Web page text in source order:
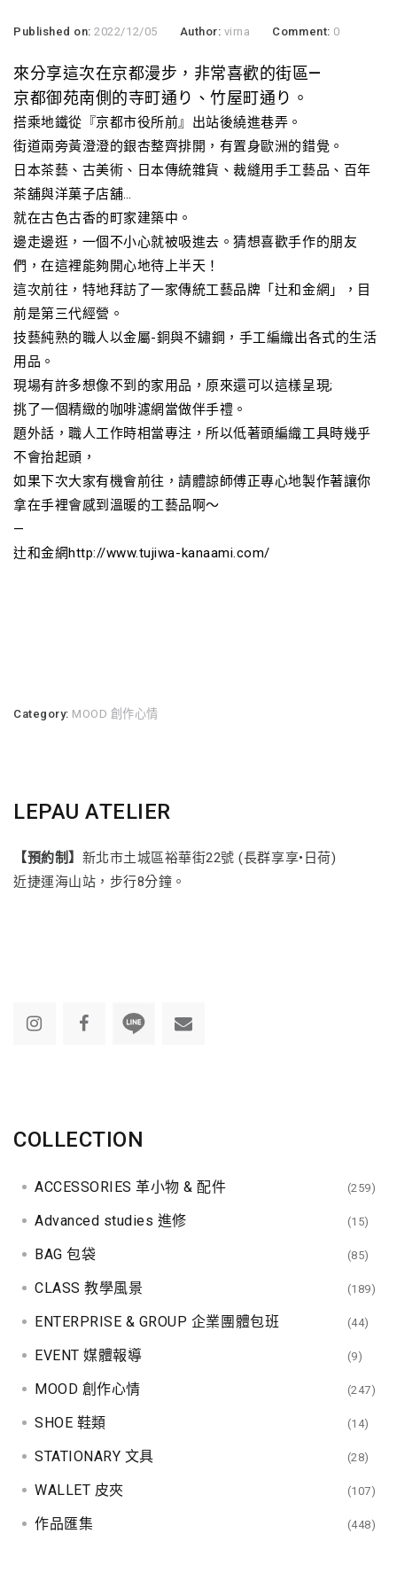
Published on:2022/12/05 Author: virna Comment: 0
來分享這次在京都漫步，非常喜歡的街區—
京都御苑南側的寺町通り、竹屋町通り。
搭乘地鐵從『京都市役所前』出站後繞進巷弄。
街道兩旁黃澄澄的銀杏整齊排開，有置身歐洲的錯覺。
日本茶藝、古美術、日本傳統雜貨、裁縫用手工藝品、百年
茶舖與洋菓子店舖…
就在古色古香的町家建築中。
邊走邊逛，一個不小心就被吸進去。猜想喜歡手作的朋友
們，在這裡能夠開心地待上半天！
這次前往，特地拜訪了一家傳統工藝品牌「辻和金網」，目
前是第三代經營。
技藝純熟的職人以金屬-銅與不鏽鋼，手工編織出各式的生活
用品。
現場有許多想像不到的家用品，原來還可以這樣呈現;
挑了一個精緻的咖啡濾網當做伴手禮。
題外話，職人工作時相當專注，所以低著頭編織工具時幾乎
不會抬起頭，
如果下次大家有機會前往，請體諒師傅正專心地製作著讓你
拿在手裡會感到溫暖的工藝品啊～
—
辻和金網http://www.tujiwa-kanaami.com/
Category: MOOD 創作心情
LEPAU ATELIER
【預約制】 新北市土城區裕華街22號 (長群享享•日荷)
近捷運海山站，步行8分鐘。
COLLECTION
ACCESSORIES 革小物 & 配件 (259)
Advanced studies 進修 (15)
BAG 包袋 (85)
CLASS 教學風景 (189)
ENTERPRISE & GROUP 企業團體包班 (44)
EVENT 媒體報導 (9)
MOOD 創作心情 (247)
SHOE 鞋類 (14)
STATIONARY 文具 (28)
WALLET 皮夾 (107)
作品匯集 (448)